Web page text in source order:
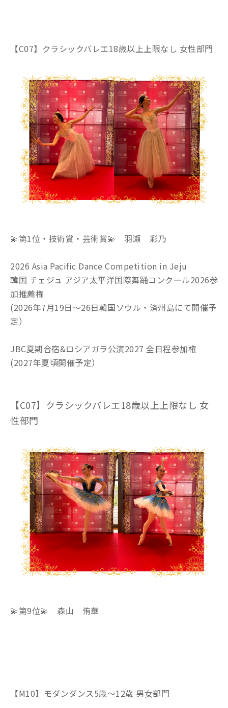
【C07】クラシックバレエ18歳以上上限なし 女性部門
💫第1位・技術賞・芸術賞💫 羽瀬 彩乃
2026 Asia Pacific Dance Competition in Jeju
韓国 チェジュ アジア太平洋国際舞踊コンクール2026参
加推薦権
(2026年7月19日～26日韓国ソウル・済州島にて開催予
定）
JBC夏期合宿&ロシアガラ公演2027 全日程参加権
(2027年夏頃開催予定）
【C07】クラシックバレエ18歳以上上限なし 女
性部門
💫第9位💫 森山 侑華
【M10】モダンダンス5歳～12歳 男女部門